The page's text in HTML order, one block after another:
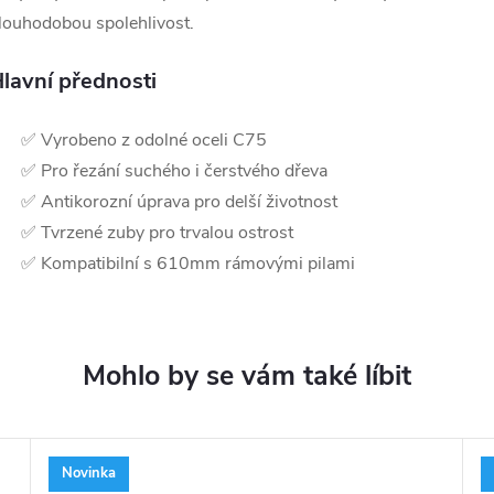
spolehlivost.
přednosti
✅ Vyrobeno z odolné oceli C75
✅ Pro řezání suchého i čerstvého dřeva
✅ Antikorozní úprava pro delší životnost
✅ Tvrzené zuby pro trvalou ostrost
✅ Kompatibilní s 610mm rámovými pilami
Novinka